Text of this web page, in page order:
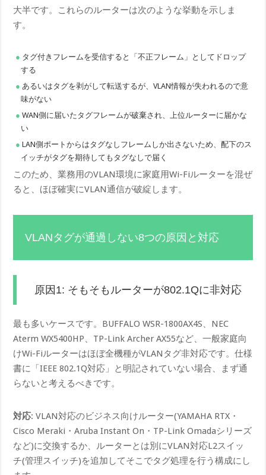
大半です。これらのルーターは次のような挙動を示しま
す。
タグ付きフレームを受信すると「不正フレーム」としてドロップ
する
あるいはタグを剥がして転送するが、VLAN情報が失われるので意
味がない
WAN側に届いたタグフレームが破棄され、上位ルーターに届かな
い
LAN側ポートからはタグなしフレームしか出さないため、配下のス
イッチがタグを期待してもタグなしで届く
このため、業務用のVLAN環境に家庭用Wi-Fiルーターを混ぜ
ると、ほぼ確実にVLAN通信が破綻します。
VLANタグが通過しない8つの原因と対応
原因1: そもそもルーターが802.1Qに非対応
最も多いケースです。BUFFALO WSR-1800AX4S、NEC
Aterm WX5400HP、TP-Link Archer AX55など、一般家庭向
けWi-Fiルーターはほぼ全機種がVLANタグ非対応です。仕様
書に「IEEE 802.1Q対応」と明記されていない場合、まず通
らないと考えるべきです。
対応: VLAN対応のビジネス向けルーター(YAMAHA RTX・
Cisco Meraki・Aruba Instant On・TP-Link Omadaシリーズ
など)に交換するか、ルーターとは別にVLAN対応L2スイッ
チ(管理スイッチ)を追加してそこでタグ処理を行う構成にし